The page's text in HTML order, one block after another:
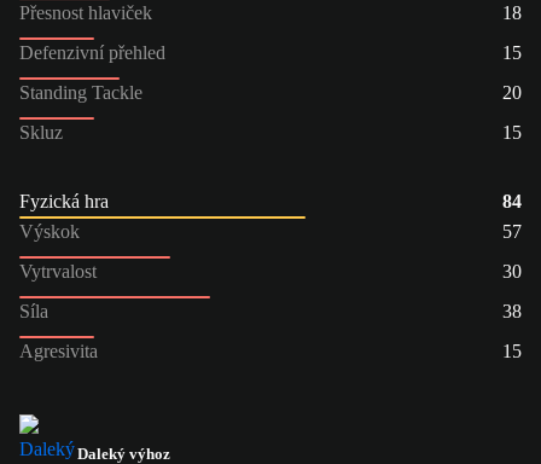
Přesnost hlaviček
18
Defenzivní přehled
15
Standing Tackle
20
Skluz
15
Fyzická hra
84
Výskok
57
Vytrvalost
30
Síla
38
Agresivita
15
Daleký výhoz